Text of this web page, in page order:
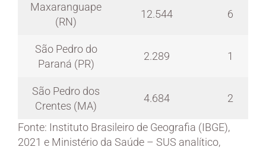
Maxaranguape
(RN)
12.544 6
São Pedro do
Paraná (PR)
2.289 1
São Pedro dos
Crentes (MA)
4.684 2
Fonte: Instituto Brasileiro de Geografia (IBGE),
2021 e Ministério da Saúde – SUS analítico,